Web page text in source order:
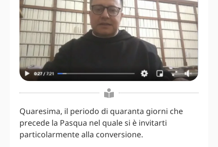
Quaresima, il periodo di quaranta giorni che
precede la Pasqua nel quale si è invitarti
particolarmente alla conversione.